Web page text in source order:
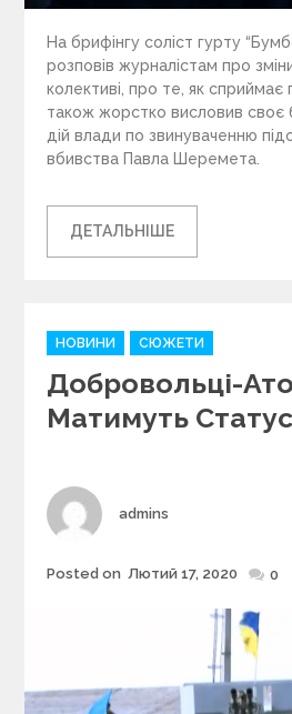
На брифінгу соліст гурту
розповів журналістам про
колективі, про те, як сприймає
також жорстко висловив своє
дій влади по звинуваченню
вбивства Павла Шеремета.
ДЕТАЛЬНІШЕ
C
a
t
e
g
i
e
НОВИНИ СЮЖЕТИ
Добровольці-
Матимуть
Author
admins
Posted
Posted on Лютий 17, 2020 0